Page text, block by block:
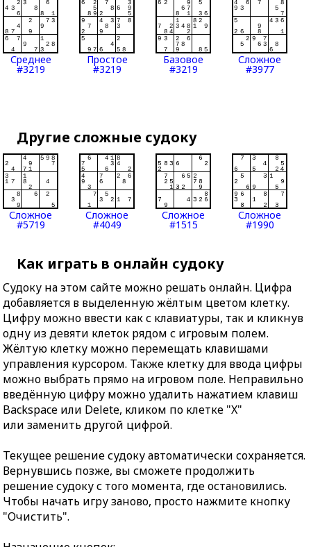
Среднее
#3219
Простое
#3219
Базовое
#3219
Сложное
#3977
Другие сложные судоку
Сложное
#5719
Сложное
#4049
Сложное
#1515
Сложное
#1990
Как играть в онлайн судоку
Судоку на этом сайте можно решать онлайн. Цифра
добавляется в выделенную жёлтым цветом клетку.
Цифру можно ввести как с клавиатуры, так и кликнув
одну из девяти клеток рядом с игровым полем.
Жёлтую клетку можно перемещать клавишами
управления курсором. Также клетку для ввода цифры
можно выбрать прямо на игровом поле. Неправильно
введённую цифру можно удалить нажатием клавиш
Backspace или Delete, кликом по клетке "X"
или заменить другой цифрой.
Текущее решение судоку автоматически сохраняется.
Вернувшись позже, вы сможете продолжить
решение судоку с того момента, где остановились.
Чтобы начать игру заново, просто нажмите кнопку
"Очистить".